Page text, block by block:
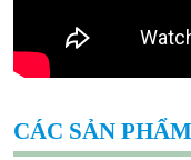
CÁC SẢN